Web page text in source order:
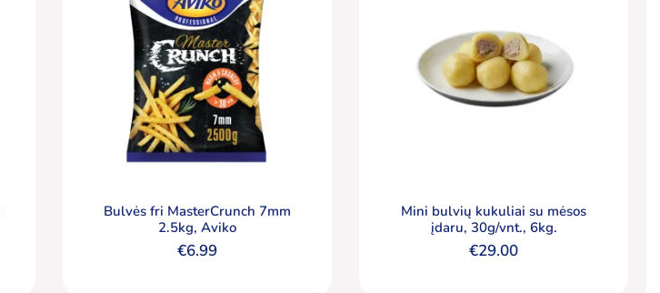
Bulvės fri MasterCrunch 7mm
2.5kg, Aviko
€6.99
Mini bulvių kukuliai su mėsos
įdaru, 30g/vnt., 6kg.
€29.00